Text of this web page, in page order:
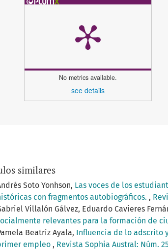
No metrics available.
see details
similares
Soto Yonhson, Las voces de los
con fragmentos autobiográficos. ,
Villalón Gálvez, Eduardo Cavieres
relevantes para la formación de
Beatriz Ayala, Influencia de lo adscrito
empleo , Revista Sophia Austral: Núm.